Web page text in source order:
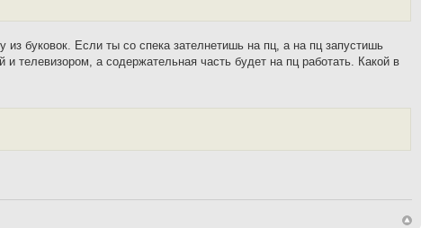
из буковок. Если ты со спека зателнетишь на пц, а на пц запустишь
телевизором, а содержательная часть будет на пц работать. Какой в